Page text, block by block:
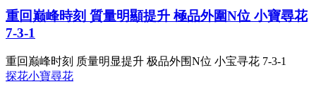
重回巅峰時刻 質量明顯提升 極品外圍N位 小寶尋花
7-3-1
重回巅峰时刻 质量明显提升 极品外围N位 小宝寻花 7-3-1
探花小寶尋花